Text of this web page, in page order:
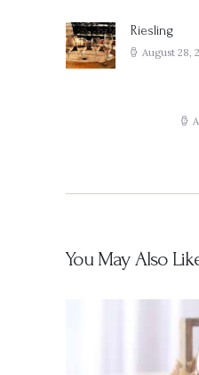
Previous
post:
Riesling
August 28,
You May Also